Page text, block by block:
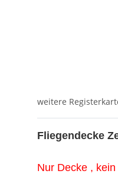
weitere
Fliegendecke
Nur Decke ,